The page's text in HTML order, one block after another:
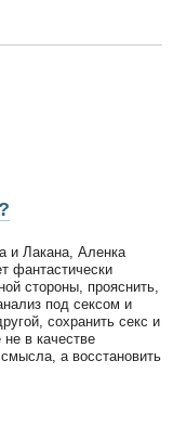
и Лакана, Аленка
фантастически
стороны, прояснить,
под сексом и
сохранить секс и
в качестве
а восстановить